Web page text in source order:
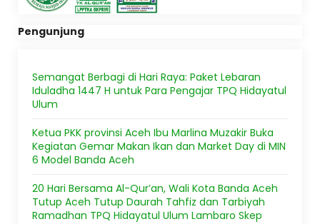
Pengunjung
Semangat Berbagi di Hari Raya: Paket Lebaran
Iduladha 1447 H untuk Para Pengajar TPQ Hidayatul
Ulum
Ketua PKK provinsi Aceh Ibu Marlina Muzakir Buka
Kegiatan Gemar Makan Ikan dan Market Day di MIN
6 Model Banda Aceh
20 Hari Bersama Al-Qur’an, Wali Kota Banda Aceh
Tutup Aceh Tutup Daurah Tahfiz dan Tarbiyah
Ramadhan TPQ Hidayatul Ulum Lambaro Skep